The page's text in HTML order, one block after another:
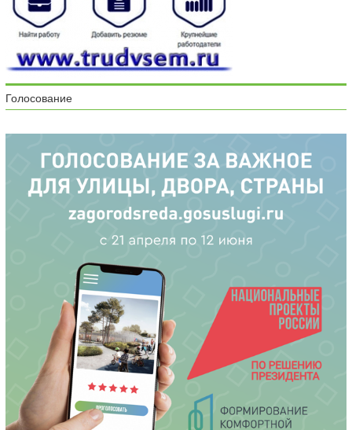
Голосование